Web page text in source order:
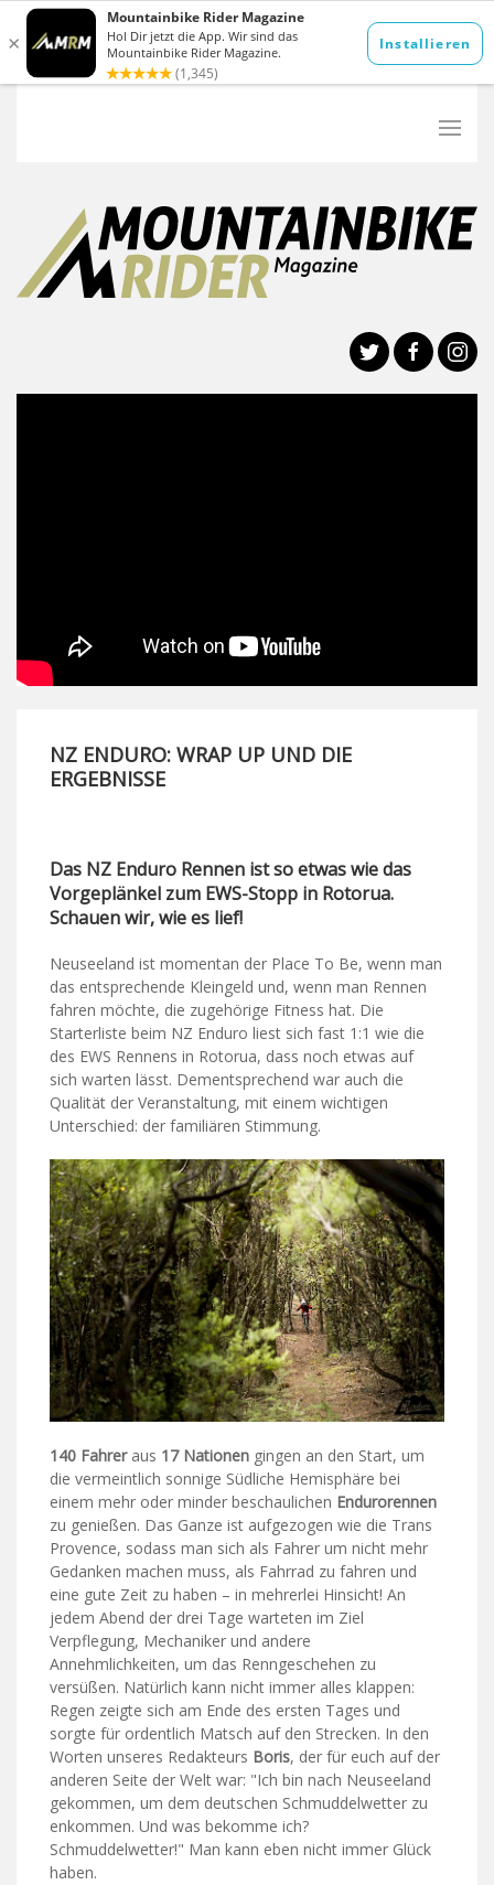
NZ ENDURO: WRAP UP UND DIE
ERGEBNISSE
Das NZ Enduro Rennen ist so etwas wie das
Vorgeplänkel zum EWS-Stopp in Rotorua.
Schauen wir, wie es lief!
Neuseeland ist momentan der Place To Be, wenn man
das entsprechende Kleingeld und, wenn man Rennen
fahren möchte, die zugehörige Fitness hat. Die
Starterliste beim NZ Enduro liest sich fast 1:1 wie die
des EWS Rennens in Rotorua, dass noch etwas auf
sich warten lässt. Dementsprechend war auch die
Qualität der Veranstaltung, mit einem wichtigen
Unterschied: der familiären Stimmung.
140 Fahreraus 17 Nationen gingen an den Start, um
die vermeintlich sonnige Südliche Hemisphäre bei
einem mehr oder minder beschaulichen Endurorennen
zu genießen. Das Ganze ist aufgezogen wie die Trans
Provence, sodass man sich als Fahrer um nicht mehr
Gedanken machen muss, als Fahrrad zu fahren und
eine gute Zeit zu haben – in mehrerlei Hinsicht! An
jedem Abend der drei Tage warteten im Ziel
Verpflegung, Mechaniker und andere
Annehmlichkeiten, um das Renngeschehen zu
versüßen. Natürlich kann nicht immer alles klappen:
Regen zeigte sich am Ende des ersten Tages und
sorgte für ordentlich Matsch auf den Strecken. In den
Worten unseres Redakteurs Boris, der für euch auf der
anderen Seite der Welt war: "Ich bin nach Neuseeland
gekommen, um dem deutschen Schmuddelwetter zu
enkommen. Und was bekomme ich?
Schmuddelwetter!" Man kann eben nicht immer Glück
haben.